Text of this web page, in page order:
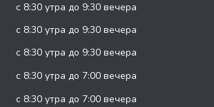
с 8:30 утра до 9:30 вечера
с 8:30 утра до 9:30 вечера
с 8:30 утра до 9:30 вечера
с 8:30 утра до 7:00 вечера
с 8:30 утра до 7:00 вечера